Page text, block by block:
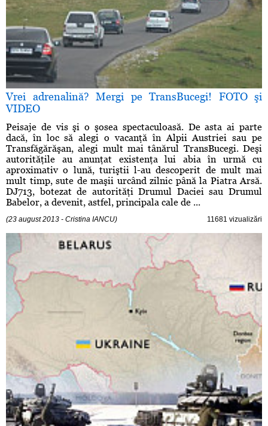
Vrei adrenalină? Mergi pe TransBucegi! FOTO şi
VIDEO
Peisaje de vis şi o şosea spectaculoasă. De asta ai parte
dacă, în loc să alegi o vacanţă în Alpii Austriei sau pe
Transfăgărăşan, alegi mult mai tânărul TransBucegi. Deşi
autorităţile au anunţat existenţa lui abia în urmă cu
aproximativ o lună, turiştii l-au descoperit de mult mai
mult timp, sute de maşii urcând zilnic până la Piatra Arsă.
DJ713, botezat de autorităţi Drumul Daciei sau Drumul
Babelor, a devenit, astfel, principala cale de ...
(23 august 2013 - Cristina IANCU) 11681 vizualizări